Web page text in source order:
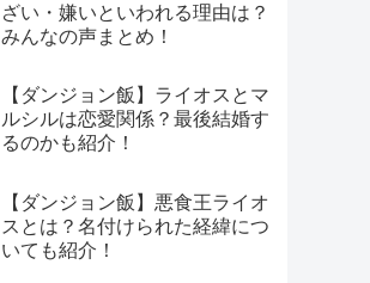
ざい・嫌いといわれる理由は？
みんなの声まとめ！
【ダンジョン飯】ライオスとマ
ルシルは恋愛関係？最後結婚す
るのかも紹介！
【ダンジョン飯】悪食王ライオ
スとは？名付けられた経緯につ
いても紹介！